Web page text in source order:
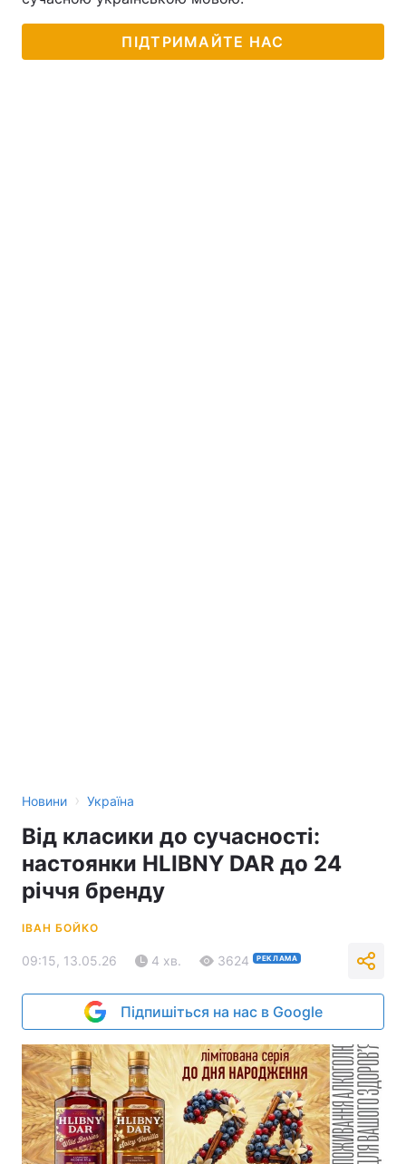
ПІДТРИМАЙТЕ НАС
Новини › Україна
Від класики до сучасності:
настоянки HLIBNY DAR до 24
річчя бренду
ІВАН БОЙКО
09:15, 13.05.26 4 хв. 3624 РЕКЛАМА
Підпишіться на нас в Google